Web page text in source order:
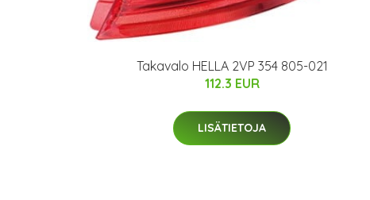
Takavalo HELLA 2VP 354 805-021
112.3 EUR
LISÄTIETOJA